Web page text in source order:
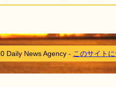
Daily News Agency - このサイト